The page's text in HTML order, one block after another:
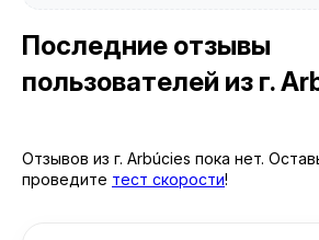
Последние отзывы
пользователей из г.
Отзывов из г. Arbúcies пока нет.
проведите тест скорости!